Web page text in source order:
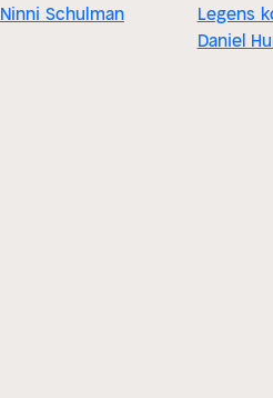
Ninni Schulman
Legens
Daniel